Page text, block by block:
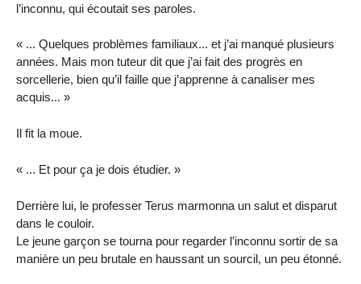
l’inconnu, qui écoutait ses paroles.
« ... Quelques problèmes familiaux... et j’ai manqué plusieurs
années. Mais mon tuteur dit que j’ai fait des progrès en
sorcellerie, bien qu’il faille que j’apprenne à canaliser mes
acquis... »
Il fit la moue.
« ... Et pour ça je dois étudier. »
Derrière lui, le professer Terus marmonna un salut et disparut
dans le couloir.
Le jeune garçon se tourna pour regarder l’inconnu sortir de sa
manière un peu brutale en haussant un sourcil, un peu étonné.